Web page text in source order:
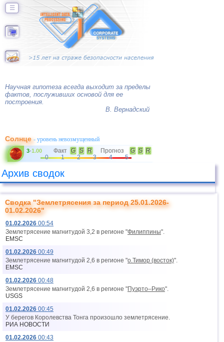
☰
Научная гипотеза всегда выходит за пределы
фактов, послуживших основой для ее
построения.
В. Вернадский
Солнце- уровень невозмущенный
3-1.00 Факт G S R Прогноз G S
R
0
1 2 3 4 5
Архив сводок
Сводка "Землетрясения за период 25.01.2026-
01.02.2026"
01.02.2026 00:54
Землетрясение магнитудой 3,2 в регионе "Филиппины".
EMSC
01.02.2026 00:49
Землетрясение магнитудой 2,6 в регионе "о.Тимор (восток)".
EMSC
01.02.2026 00:48
Землетрясение магнитудой 2,6 в регионе "Пуэрто–Рико".
USGS
01.02.2026 00:45
У берегов Королевства Тонга произошло землетрясение.
РИА НОВОСТИ
01.02.2026 00:43